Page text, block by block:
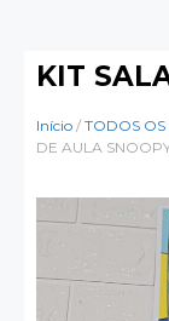
KIT
Início / TODOS OS
DE AULA